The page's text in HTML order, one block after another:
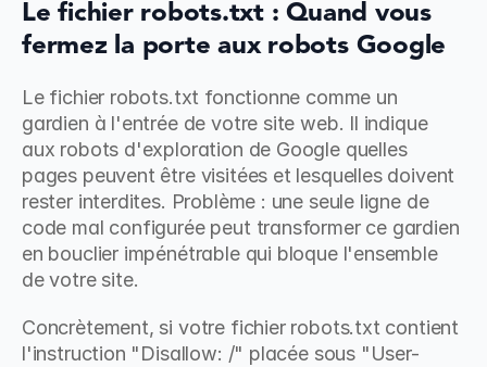
Le fichier robots.txt : Quand vous
fermez la porte aux robots Google
Le fichier robots.txt fonctionne comme un
gardien à l'entrée de votre site web. Il indique
aux robots d'exploration de Google quelles
pages peuvent être visitées et lesquelles doivent
rester interdites. Problème : une seule ligne de
code mal configurée peut transformer ce gardien
en bouclier impénétrable qui bloque l'ensemble
de votre site.
Concrètement, si votre fichier robots.txt contient
l'instruction "Disallow: /" placée sous "User-